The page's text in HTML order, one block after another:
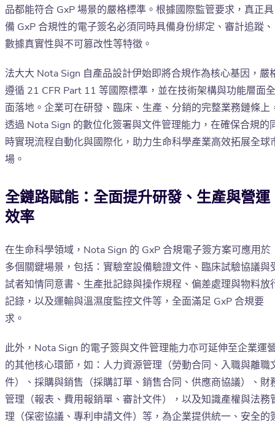
品都能符合 GxP 場景的嚴格標準。根據國際監管要求，真正具
備 GxP 合規性的電子簽名必須同時具備身份綁定、審計追蹤、
數據真實性與不可篡改性等特徵。
法大大 Nota Sign 自產品設計伊始即將合規作為核心基因，嚴
遵循 21 CFR Part 11 等國際標準，並在技術架構與功能層面全
面落地。企業可在研發、臨床、生產、分銷的完整業務鏈條上
透過 Nota Sign 的數位化簽署與文件管理能力，在確保合規的
時實現流程自動化與國際化，助力生命科學產業高效拓展全球
場。
全鏈路賦能：全面提升研發、生產與營運
效率
在生命科學領域，Nota Sign 的 GxP 合規電子簽方案可應用於
多個關鍵場景，包括：實驗室設備驗證文件、臨床試驗協議與
試者知情同意書、生產批記錄與操作規程、偏差處理與物料放
記錄，以及運輸與溫濕度監控文件等，全面滿足 GxP 合規要
求。
此外，Nota Sign 的電子簽與文件管理能力亦可延伸至企業運
的其他核心環節，如：人力資源管理（勞動合同、入職與離職
件）、採購與銷售（採購訂單、銷售合同、供應商協議）、財
管理（報表、費用報銷單、審計文件），以及知識產權與法務
理（保密協議、專利申請文件）等，為企業提供統一、安全的